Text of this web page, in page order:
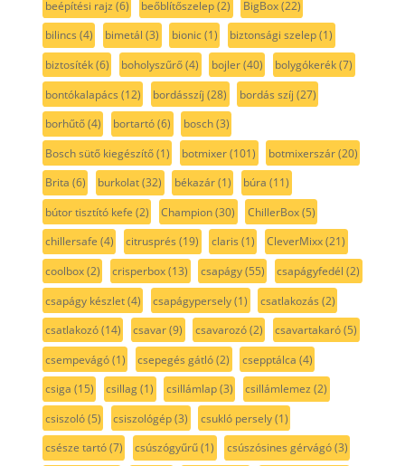
beépítési rajz (6) beőblítőszelep(2) BigBox(22)
bilincs (4) bimetál (3) bionic(1) biztonsági szelep(1)
biztosíték(6) boholyszűrő(4) bojler(40) bolygókerék(7)
bontókalapács (12) bordásszíj (28) bordás szíj (27)
borhűtő(4) bortartó(6) bosch(3)
Bosch sütő kiegészítő(1) botmixer(101) botmixerszár(20)
Brita (6) burkolat(32) békazár(1) búra (11)
bútor tisztító kefe (2) Champion(30) ChillerBox(5)
chillersafe (4) citrusprés (19) claris (1) CleverMixx(21)
coolbox(2) crisperbox(13) csapágy(55) csapágyfedél (2)
csapágy készlet(4) csapágypersely(1) csatlakozás (2)
csatlakozó(14) csavar(9) csavarozó(2) csavartakaró(5)
csempevágó(1) csepegés gátló(2) csepptálca (4)
csiga (15) csillag(1) csillámlap(3) csillámlemez (2)
csiszoló(5) csiszológép(3) csukló persely(1)
csésze tartó(7) csúszógyűrű(1) csúszósines gérvágó(3)